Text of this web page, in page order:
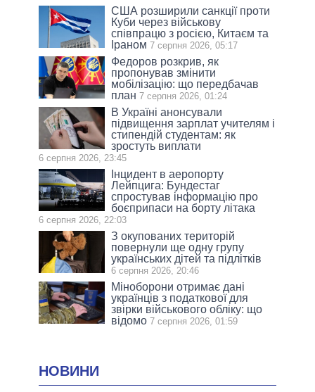
США розширили санкції проти
Куби через військову
співпрацю з росією, Китаєм та
Іраном 7 серпня 2026, 05:17
Федоров розкрив, як
пропонував змінити
мобілізацію: що передбачав
план 7 серпня 2026, 01:24
В Україні анонсували
підвищення зарплат учителям і
стипендій студентам: як
зростуть виплати
6 серпня 2026, 23:45
Інцидент в аеропорту
Лейпцига: Бундестаг
спростував інформацію про
боєприпаси на борту літака
6 серпня 2026, 22:03
З окупованих територій
повернули ще одну групу
українських дітей та підлітків
6 серпня 2026, 20:46
Міноборони отримає дані
українців з податкової для
звірки військового обліку: що
відомо 7 серпня 2026, 01:59
НОВИНИ